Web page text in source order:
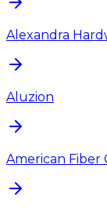
Alexandra
Aluzion
American Fiber